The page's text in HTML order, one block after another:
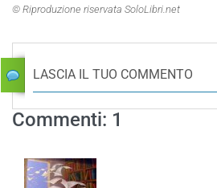
© Riproduzione riservata SoloLibri.net
LASCIA IL TUO COMMENTO
Commenti: 1